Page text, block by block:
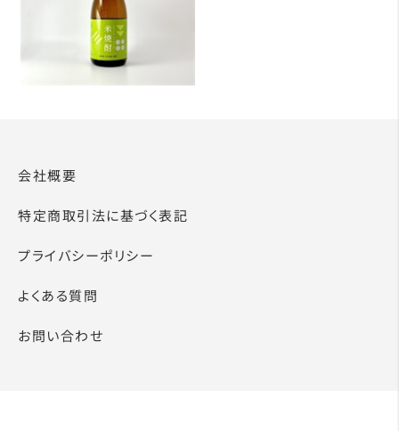
会社概要
特定商取引法に基づく表記
プライバシーポリシー
よくある質問
お問い合わせ